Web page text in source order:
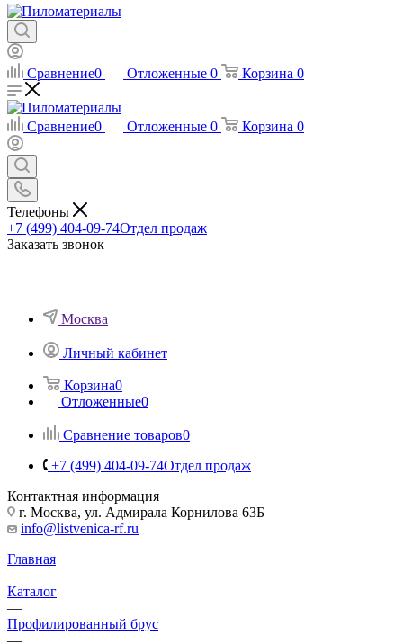
Сравнение0 Отложенные 0 Корзина 0
Сравнение0 Отложенные 0 Корзина 0
Телефоны
+7 (499) 404-09-74Отдел продаж
Заказать звонок
Москва
Личный кабинет
Корзина0
Отложенные0
Сравнение товаров0
+7 (499) 404-09-74Отдел продаж
Контактная информация
г. Москва, ул. Адмирала Корнилова 63Б
info@listvenica-rf.ru
Главная
—
Каталог
—
Профилированный брус
—